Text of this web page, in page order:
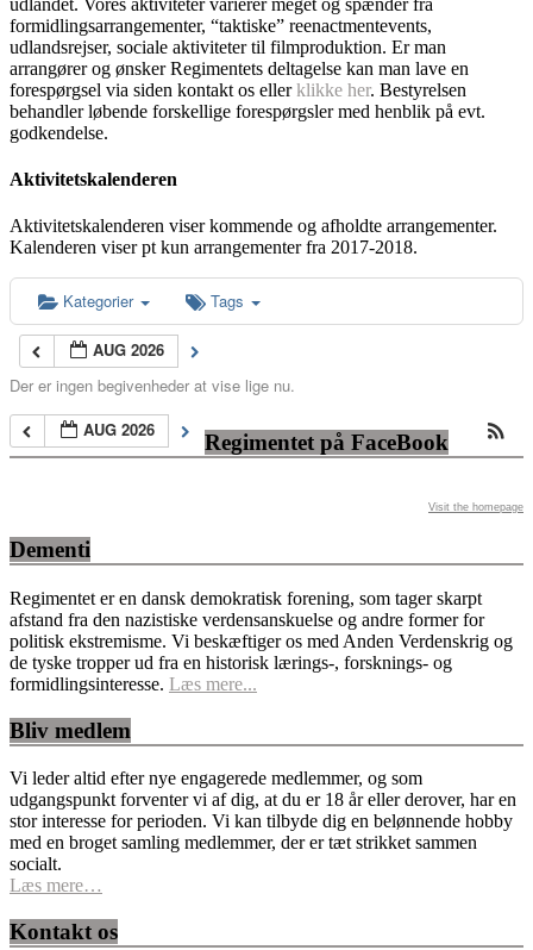
formidlingsarrangementer, “taktiske” reenactmentevents,
udlandsrejser, sociale aktiviteter til filmproduktion. Er man
arrangører og ønsker Regimentets deltagelse kan man lave en
forespørgsel via siden kontakt os ellerklikke her. Bestyrelsen
behandler løbende forskellige forespørgsler med henblik på evt.
godkendelse.
Aktivitetskalenderen
Aktivitetskalenderen viser kommende og afholdte arrangementer.
Kalenderen viser pt kun arrangementer fra 2017-2018.
Kategorier Tags
AUG 2026
Der er ingen begivenheder at vise lige nu.
AUG 2026
Regimentet på FaceBook
Visit the homepage
Dementi
Regimentet er en dansk demokratisk forening, som tager skarpt
afstand fra den nazistiske verdensanskuelse og andre former for
politisk ekstremisme. Vi beskæftiger os med Anden Verdenskrig og
de tyske tropper ud fra en historisk lærings-, forsknings- og
formidlingsinteresse. Læs mere...
Bliv medlem
Vi leder altid efter nye engagerede medlemmer, og som
udgangspunkt forventer vi af dig, at du er 18 år eller derover, har en
stor interesse for perioden. Vi kan tilbyde dig en belønnende hobby
med en broget samling medlemmer, der er tæt strikket sammen
socialt.
Læs mere…
Kontakt os